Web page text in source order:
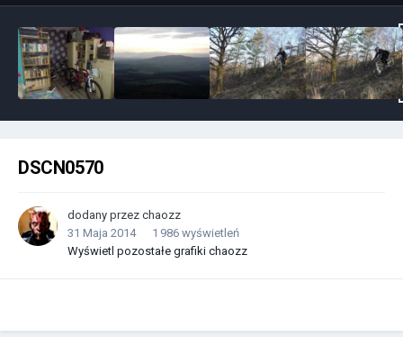
DSCN0570
dodany przez chaozz
31 Maja 2014
1 986 wyświetleń
Wyświetl pozostałe grafiki chaozz